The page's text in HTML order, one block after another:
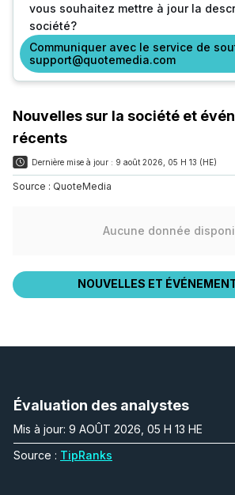
vous souhaitez mettre à jour la
société?
Communiquer avec le service de
support@quotemedia.com
Nouvelles sur la société et
récents
Dernière mise à jour : 9 août 2026, 05 H 13 (HE)
Source : QuoteMedia
Aucune donnée
NOUVELLES ET
Évaluation des analystes
Mis à jour: 9 AOÛT 2026, 05 H 13 HE
Source : TipRanks